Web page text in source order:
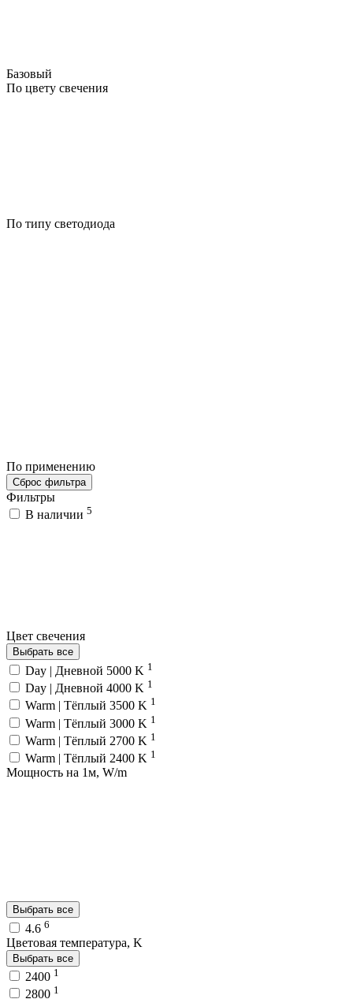
Базовый
По цвету свечения
По типу светодиода
По применению
Сброс фильтра
Фильтры
В наличии 5
Цвет свечения
Выбрать все
Day | Дневной 5000 K 1
Day | Дневной 4000 K 1
Warm | Тёплый 3500 K 1
Warm | Тёплый 3000 K 1
Warm | Тёплый 2700 K 1
Warm | Тёплый 2400 K 1
Мощность на 1м, W/m
Выбрать все
4.6 6
Цветовая температура, K
Выбрать все
2400 1
2800 1